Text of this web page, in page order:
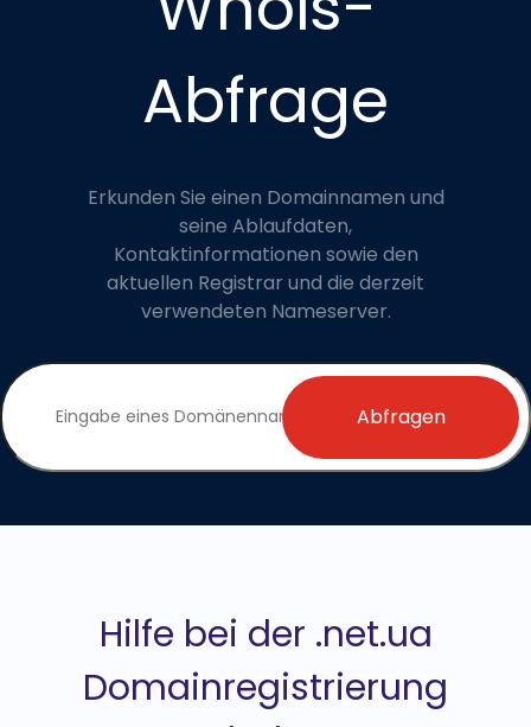
Abfrage
Erkunden Sie einen Domainnamen und
seine Ablaufdaten,
Kontaktinformationen sowie den
aktuellen Registrar und die derzeit
verwendeten Nameserver.
Abfragen
Hilfe bei der .net.ua
Domainregistrierung